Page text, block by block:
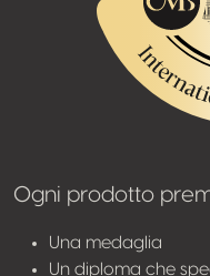
Ogni prodotto
Una medaglia
Un diploma che